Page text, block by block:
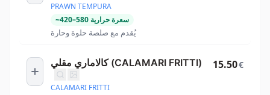
PRAWN TEMPURA
~420–580 سعرة حرارية
يُقدم مع صلصة حلوة وحارة
كالاماري مقلي (CALAMARI FRITTI)
CALAMARI FRITTI
15.50€